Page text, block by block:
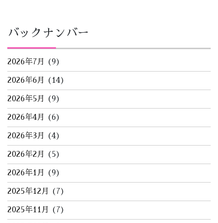
バックナンバー
2026年7月 (9)
2026年6月 (14)
2026年5月 (9)
2026年4月 (6)
2026年3月 (4)
2026年2月 (5)
2026年1月 (9)
2025年12月 (7)
2025年11月 (7)